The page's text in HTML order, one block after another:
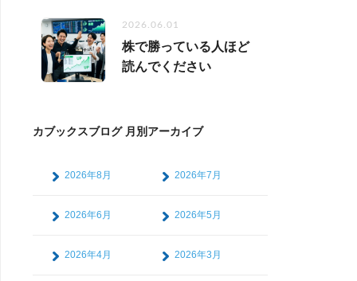
2026.06.01
株で勝っている人ほど
読んでください
カブックスブログ 月別アーカイブ
2026年8月 2026年7月
2026年6月 2026年5月
2026年4月 2026年3月